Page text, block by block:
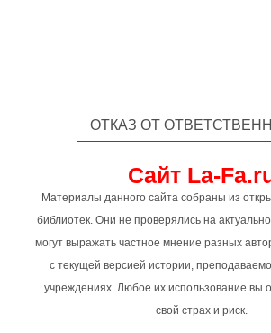
ОТКАЗ ОТ
Сайт La-
Материалы данного сайта собраны из
библиотек. Они не проверялись на
могут выражать частное мнение разных
с текущей версией истории,
учреждениях. Любое их использование вы
свой страх и риск.